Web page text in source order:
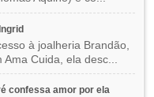
à joalheria Brandão,
Cuida, ela desc...
confessa amor por ela